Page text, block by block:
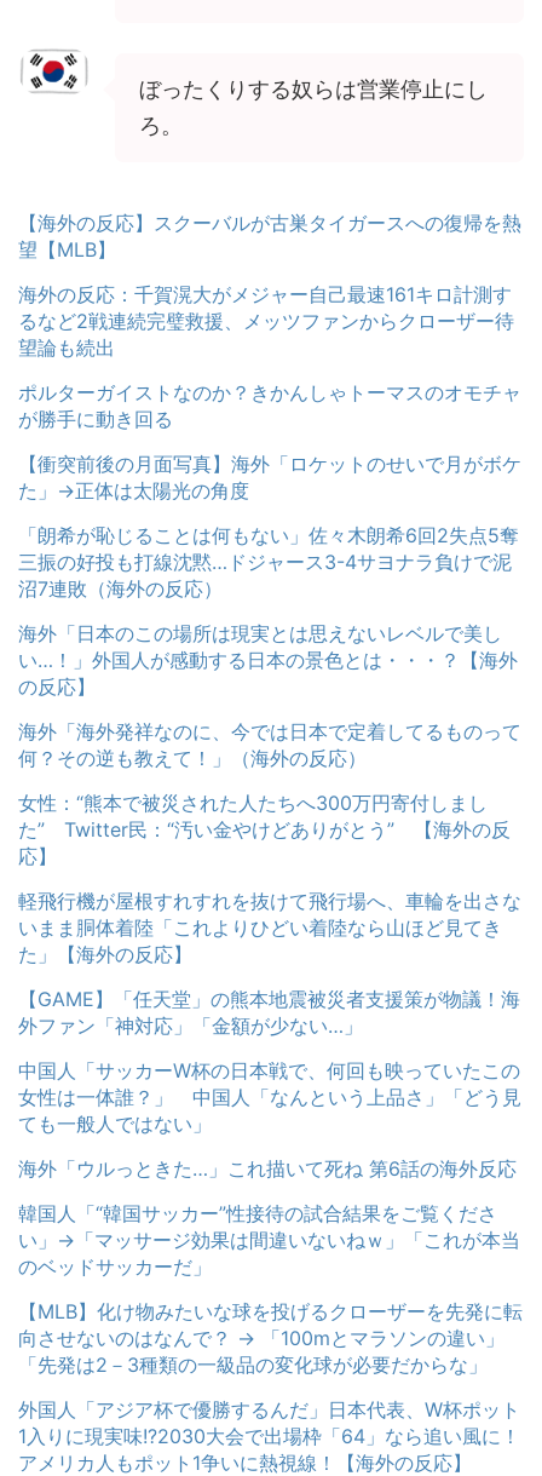
ぼったくりする奴らは営業停止にし
ろ。
【海外の反応】スクーバルが古巣タイガースへの復帰を熱
望【MLB】
海外の反応：千賀滉大がメジャー自己最速161キロ計測す
るなど2戦連続完璧救援、メッツファンからクローザー待
望論も続出
ポルターガイストなのか？きかんしゃトーマスのオモチャ
が勝手に動き回る
【衝突前後の月面写真】海外「ロケットのせいで月がボケ
た」→正体は太陽光の角度
「朗希が恥じることは何もない」佐々木朗希6回2失点5奪
三振の好投も打線沈黙…ドジャース3-4サヨナラ負けで泥
沼7連敗（海外の反応）
海外「日本のこの場所は現実とは思えないレベルで美し
い…！」外国人が感動する日本の景色とは・・・？【海外
の反応】
海外「海外発祥なのに、今では日本で定着してるものって
何？その逆も教えて！」（海外の反応）
女性：“熊本で被災された人たちへ300万円寄付しまし
た” Twitter民：“汚い金やけどありがとう” 【海外の反
応】
軽飛行機が屋根すれすれを抜けて飛行場へ、車輪を出さな
いまま胴体着陸「これよりひどい着陸なら山ほど見てき
た」【海外の反応】
【GAME】「任天堂」の熊本地震被災者支援策が物議！海
外ファン「神対応」「金額が少ない…」
中国人「サッカーW杯の日本戦で、何回も映っていたこの
女性は一体誰？」 中国人「なんという上品さ」「どう見
ても一般人ではない」
海外「ウルっときた…」これ描いて死ね 第6話の海外反応
韓国人「“韓国サッカー”性接待の試合結果をご覧くださ
い」→「マッサージ効果は間違いないねｗ」「これが本当
のベッドサッカーだ」
【MLB】化け物みたいな球を投げるクローザーを先発に転
向させないのはなんで？ → 「100mとマラソンの違い」
「先発は2－3種類の一級品の変化球が必要だからな」
外国人「アジア杯で優勝するんだ」日本代表、W杯ポット
1入りに現実味!?2030大会で出場枠「64」なら追い風に！
アメリカ人もポット1争いに熱視線！【海外の反応】